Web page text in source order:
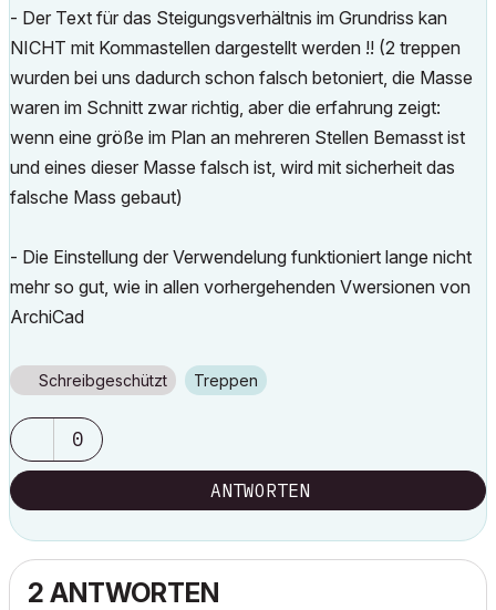
- Der Text für das Steigungsverhältnis im Grundriss kan
NICHT mit Kommastellen dargestellt werden !! (2 treppen
wurden bei uns dadurch schon falsch betoniert, die Masse
waren im Schnitt zwar richtig, aber die erfahrung zeigt:
wenn eine größe im Plan an mehreren Stellen Bemasst ist
und eines dieser Masse falsch ist, wird mit sicherheit das
falsche Mass gebaut)
- Die Einstellung der Verwendelung funktioniert lange nicht
mehr so gut, wie in allen vorhergehenden Vwersionen von
ArchiCad
Schreibgeschützt Treppen
0
ANTWORTEN
2 ANTWORTEN